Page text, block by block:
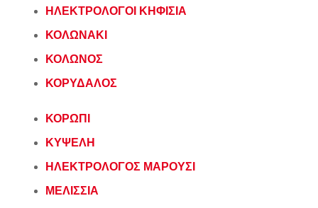
ΗΛΕΚΤΡΟΛΟΓΟΙ ΚΗΦΙΣΙΑ
ΚΟΛΩΝΑΚΙ
ΚΟΛΩΝΟΣ
ΚΟΡΥΔΑΛΟΣ
ΚΟΡΩΠΙ
ΚΥΨΕΛΗ
ΗΛΕΚΤΡΟΛΟΓΟΣ ΜΑΡΟΥΣΙ
ΜΕΛΙΣΣΙΑ